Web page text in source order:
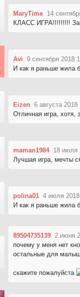
MaryTime 14
КЛАСС ИГРА!!!!!!!!!
Avi 9 сентября 2018
И как я раньше жила
Eizen 6 августа 2018
Отличная игра, хотя,
maman1984 18 июля
Лучшая игра, мечты
polina01 4 июля
И как я раньше жила
89504735139 2 июня
почему у меня нет
остальные для
скажите пожалуйста